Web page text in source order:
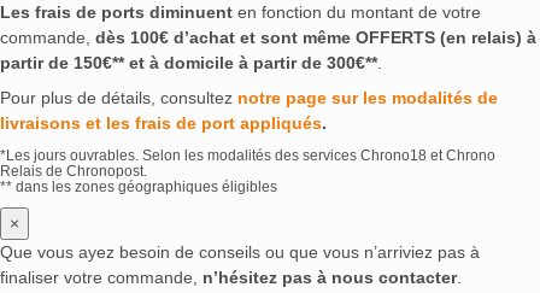
Havana Club (0) Hawara (0) Hayasy(0)
Hayman(0) Hee Joy(0) Heffron
Hendrick's(0) Henrich(0) Herradura(0)
Hibernia Distillers (0) Hibiki
Hijos de Villa(0) Hinch(0) Hine(0) Hinotori(0)
Hlibny Dar(0) Hödl Hof
Hwayo(0) Icelandic Mountain Spirits(0)
Isfjord(0) Island Signature (0) Isle of Raasay
Les frais de ports diminuent en fonction du montant de votre
commande, dès 100€ d’achat et sont même OFFERTS (en relais) à
partir de 150€** et à domicile à partir de 300€**.
Pour plus de détails, consultez notre page sur les modalités de
livraisons et les frais de port appliqués.
*Les jours ouvrables. Selon les modalités des services Chrono18 et Chrono
Relais de Chronopost.
** dans les zones géographiques éligibles
×
Que vous ayez besoin de conseils ou que vous n’arriviez pas à
finaliser votre commande, n’hésitez pas à nous contacter.